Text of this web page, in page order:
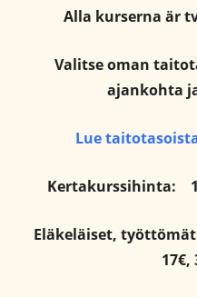
Alla kurserna är
Valitse oman
ajankohta
Lue
Kertakurssihinta:
Eläkeläiset,
17€,